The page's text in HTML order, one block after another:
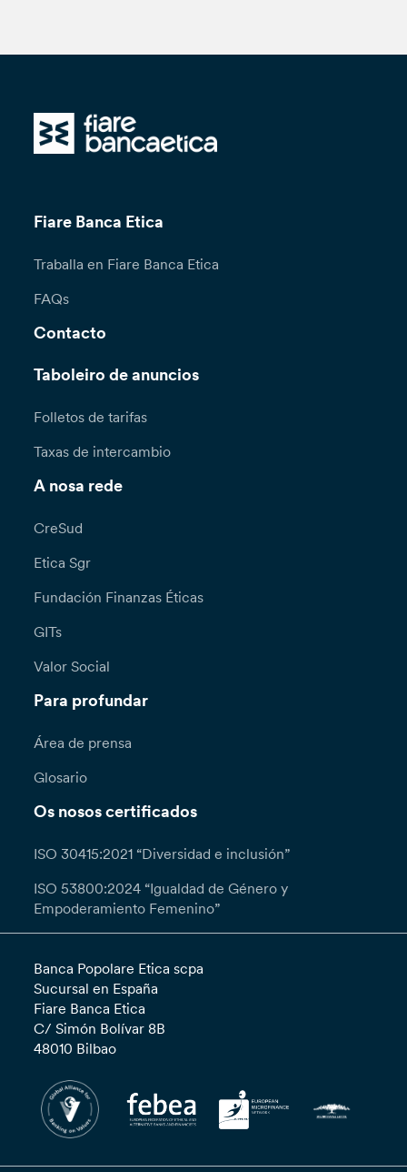
Fiare Banca Etica
Traballa en Fiare Banca Etica
FAQs
Contacto
Taboleiro de anuncios
Folletos de tarifas
Taxas de intercambio
A nosa rede
CreSud
Etica Sgr
Fundación Finanzas Éticas
GITs
Valor Social
Para profundar
Área de prensa
Glosario
Os nosos certificados
ISO 30415:2021 “Diversidad e inclusión”
ISO 53800:2024 “Igualdad de Género y
Empoderamiento Femenino”
Banca Popolare Etica scpa
Sucursal en España
Fiare Banca Etica
C/ Simón Bolívar 8B
48010 Bilbao